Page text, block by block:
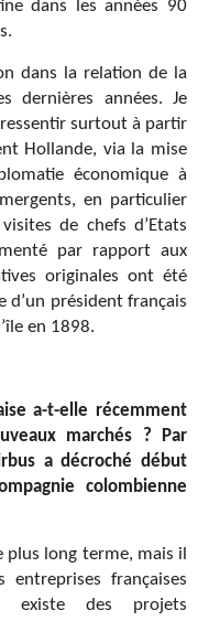
dans les années 90
dans la relation de la
dernières années. Je
surtout à partir
Hollande, via la mise
économique à
en particulier
de chefs d’Etats
par rapport aux
originales ont été
d’un président français
en 1898.
a-t-elle récemment
marchés ? Par
a décroché début
colombienne
plus long terme, mais il
françaises
existe des projets